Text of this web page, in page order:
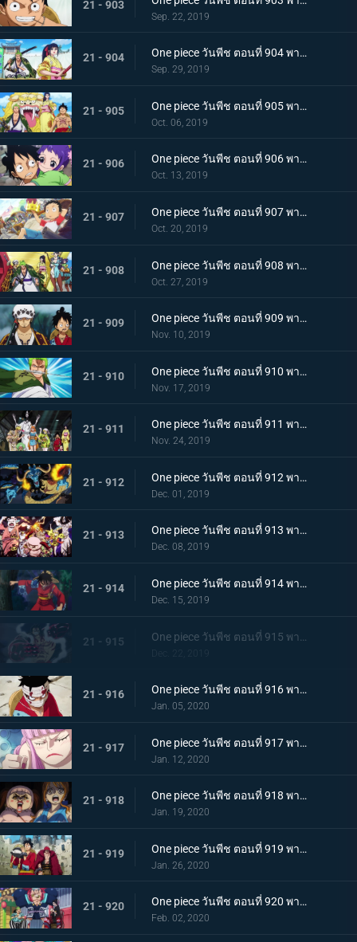
21 - 903
Sep. 22, 2019
21 - 904 One piece วันพีช ตอนที่ 904 พากย์ไทย ลูฟี่เดือดจัด ช่วยทามะจากอันตราย!
Sep. 29, 2019
21 - 905 One piece วันพีช ตอนที่ 905 พากย์ไทย การชิงโอทามะคืน! ศึกอันดุเดือดกับโฮลด์เดม!
Oct. 06, 2019
21 - 906 One piece วันพีช ตอนที่ 906 พากย์ไทย ดวลตัวต่อตัว ระหว่างหมอผีกับหมอแห่งความตาย!
Oct. 13, 2019
21 - 907 One piece วันพีช ตอนที่ 907 พากย์ไทย ตอนพิเศษ ฉลองวันพีซครบรอบ 20 ปี "โรแมนซ์ดอวน์"
Oct. 20, 2019
21 - 908 One piece วันพีช ตอนที่ 908 พากย์ไทย เรือสมบัติมาถึงแล้ว ลูฟี่ทาโร่แทนคุณ!
Oct. 27, 2019
21 - 909 One piece วันพีช ตอนที่ 909 พากย์ไทย สุสานแสนลึกลับ การพบกันอีกครั้งที่ซากปราสาทโอเด้ง!
Nov. 10, 2019
21 - 910 One piece วันพีช ตอนที่ 910 พากย์ไทย ซามูไรในตำนาน ชายผู้ที่โรเจอร์หลงใหล!
Nov. 17, 2019
21 - 911 One piece วันพีช ตอนที่ 911 พากย์ไทย เริ่มแผนการลับ เปิดฉากโค่นหนึ่งในสี่จักรพรรดิ
Nov. 24, 2019
21 - 912 One piece วันพีช ตอนที่ 912 พากย์ไทย ชายผู้แข็งแกร่งที่สุด หัวหน้ากองโจรสุดแกร่งชูเท็นมารุ!
Dec. 01, 2019
21 - 913 One piece วันพีช ตอนที่ 913 พากย์ไทย พ่ายแพ้อย่างหมดรูป ลมหายใจพิโรธของไคโด!
Dec. 08, 2019
21 - 914 One piece วันพีช ตอนที่ 914 พากย์ไทย การต่อสู้อันดุเดือด ลูฟี่ที่บุกเข้าใส่ปะทะไคโด
Dec. 15, 2019
21 - 915
Dec. 22, 2019
21 - 916 One piece วันพีช ตอนที่ 916 พากย์ไทย ลูฟี่ผู้ถูกเย้ยหยัน นรกบนดินที่เหมืองนักโทษ
Jan. 05, 2020
21 - 917 One piece วันพีช ตอนที่ 917 พากย์ไทย ดินแดนศักดิ์สิทธิ์สั่นคลอน หนวดดำ 1 ใน 4 จักรพรรดิผู้ไม่เกรงกลัวใคร
Jan. 12, 2020
21 - 918 One piece วันพีช ตอนที่ 918 พากย์ไทย เริ่มดำเนินการ แผนการใหญ่โค่นล้มไคโด!
Jan. 19, 2020
21 - 919 One piece วันพีช ตอนที่ 919 พากย์ไทย ความโกลาหล! นักโทษลูฟี่กับคิด!
Jan. 26, 2020
21 - 920 One piece วันพีช ตอนที่ 920 พากย์ไทย ร้านสุดดัง! โซบะหมายเลข 18 ของซันจิ!
Feb. 02, 2020